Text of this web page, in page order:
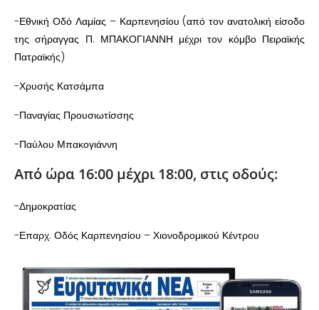
-Εθνική Οδό Λαμίας – Καρπενησίου (από τον ανατολική είσοδο
της σήραγγας Π. ΜΠΑΚΟΓΙΑΝΝΗ μέχρι τον κόμβο Πειραϊκής
Πατραϊκής)
-Χρυσής Κατσάμπα
-Παναγίας Προυσιωτίσσης
-Παύλου Μπακογιάννη
Από ώρα 16:00 μέχρι 18:00, στις οδούς:
-Δημοκρατίας
-Επαρχ. Οδός Καρπενησίου – Χιονοδρομικού Κέντρου